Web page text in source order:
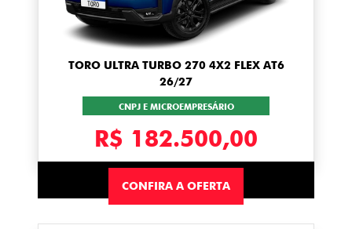
TORO ULTRA TURBO 270 4X2 FLEX AT6
26/27
CNPJ E MICROEMPRESÁRIO
R$ 182.500,00
CONFIRA A OFERTA